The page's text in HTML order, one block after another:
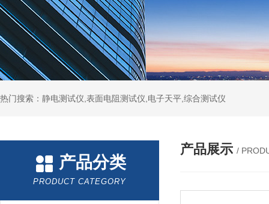
热门搜索：静电测试仪,表面电阻测试仪,电子天平,综合测试仪
产品分类
PRODUCT CATEGORY
产品展示 /